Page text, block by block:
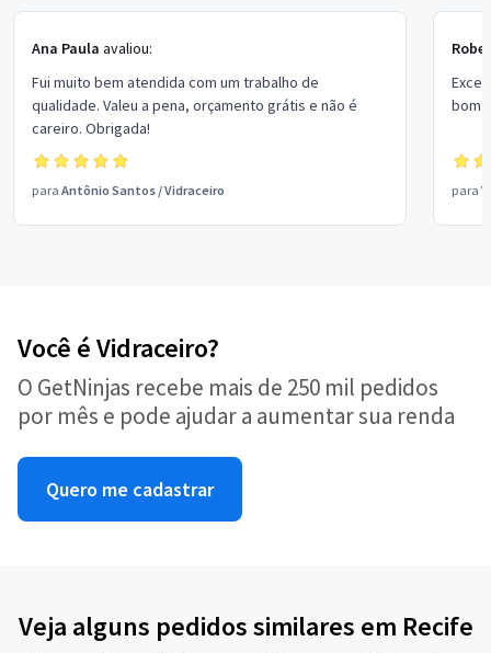
Ana Paula avaliou:
Fui muito bem atendida com um trabalho de
qualidade. Valeu a pena, orçamento grátis e não é
careiro. Obrigada!
para Antônio Santos /Vidraceiro
bom
para
Você é Vidraceiro?
O GetNinjas recebe mais de 250 mil pedidos
por mês e pode ajudar a aumentar sua renda
Quero me cadastrar
Veja alguns pedidos similares em Recife